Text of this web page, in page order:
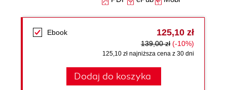
Ebook 125,10 zł
139,00 zł (-10%)
125,10 zł najniższa cena z 30 dni
Dodaj do koszyka